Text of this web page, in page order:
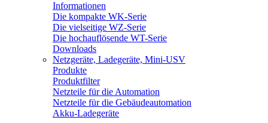
Informationen
Die kompakte WK-Serie
Die vielseitige WZ-Serie
Die hochauflösende WT-Serie
Downloads
Netzgeräte, Ladegeräte, Mini-USV
Produkte
Produktfilter
Netzteile für die Automation
Netzteile für die Gebäudeautomation
Akku-Ladegeräte